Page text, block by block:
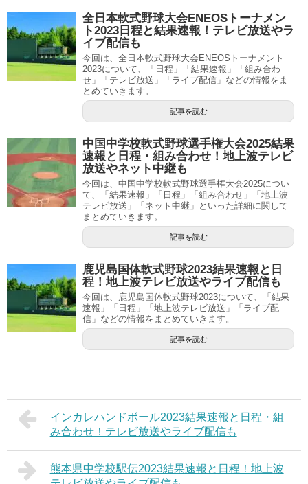
全日本軟式野球大会ENEOSトーナメン
ト2023日程と結果速報！テレビ放送やラ
イブ配信も
今回は、全日本軟式野球大会ENEOSトーナメント
2023について、「日程」「結果速報」「組み合わ
せ」「テレビ放送」「ライブ配信」などの情報をま
とめていきます。
記事を読む
中国中学校軟式野球選手権大会2025結果
速報と日程・組み合わせ！地上波テレビ
放送やネット中継も
今回は、中国中学校軟式野球選手権大会2025につい
て、「結果速報」「日程」「組み合わせ」「地上波
テレビ放送」「ネット中継」といった詳細に関して
まとめていきます。
記事を読む
鹿児島国体軟式野球2023結果速報と日
程！地上波テレビ放送やライブ配信も
今回は、鹿児島国体軟式野球2023について、「結果
速報」「日程」「地上波テレビ放送」「ライブ配
信」などの情報をまとめていきます。
記事を読む
インカレハンドボール2023結果速報と日程・組
み合わせ！テレビ放送やライブ配信も
熊本県中学校駅伝2023結果速報と日程！地上波